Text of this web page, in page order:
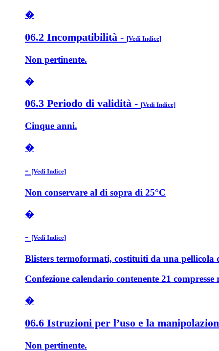
�
06.2 Incompatibilità - [Vedi Indice]
Non pertinente.
�
06.3 Periodo di validità - [Vedi Indice]
Cinque anni.
�
- [Vedi Indice]
Non conservare al di sopra di 25°C
�
- [Vedi Indice]
Blisters termoformati, costituiti da una
Confezione calendario contenente 21 compresse
�
06.6 Istruzioni per l’uso e la
Non pertinente.